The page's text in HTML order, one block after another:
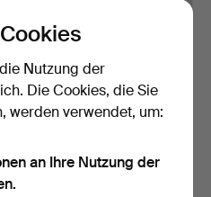
DAVID ROSEN. Kommode,
Nutzung der
Die Cookies, die Sie
werden verwendet, um:
an Ihre Nutzung der